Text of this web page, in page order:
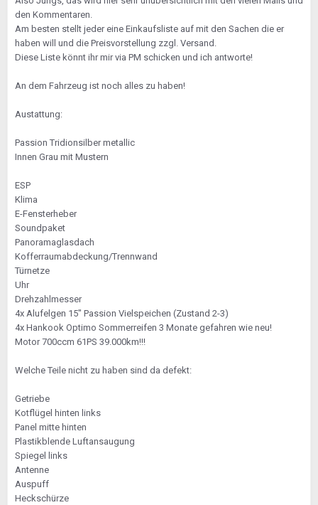
den Kommentaren.
Am besten stellt jeder eine Einkaufsliste auf mit den Sachen die er
haben will und die Preisvorstellung zzgl. Versand.
Diese Liste könnt ihr mir via PM schicken und ich antworte!
An dem Fahrzeug ist noch alles zu haben!
Austattung:
Passion Tridionsilber metallic
Innen Grau mit Mustern
ESP
Klima
E-Fensterheber
Soundpaket
Panoramaglasdach
Kofferraumabdeckung/Trennwand
Türnetze
Uhr
Drehzahlmesser
4x Alufelgen 15" Passion Vielspeichen (Zustand 2-3)
4x Hankook Optimo Sommerreifen 3 Monate gefahren wie neu!
Motor 700ccm 61PS 39.000km!!!
Welche Teile nicht zu haben sind da defekt:
Getriebe
Kotflügel hinten links
Panel mitte hinten
Plastikblende Luftansaugung
Spiegel links
Antenne
Auspuff
Heckschürze